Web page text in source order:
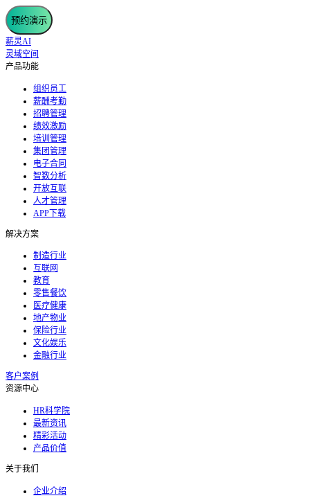
预约演示
薪灵AI
灵域空间
产品功能
组织员工
薪酬考勤
招聘管理
绩效激励
培训管理
集团管理
电子合同
智数分析
开放互联
人才管理
APP下载
解决方案
制造行业
互联网
教育
零售餐饮
医疗健康
地产物业
保险行业
文化娱乐
金融行业
客户案例
资源中心
HR科学院
最新资讯
精彩活动
产品价值
关于我们
企业介绍